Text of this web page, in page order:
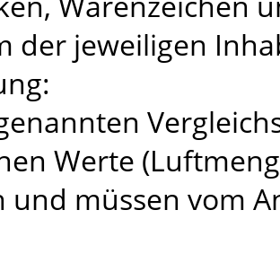
der jeweiligen
Werte
und müssen vom